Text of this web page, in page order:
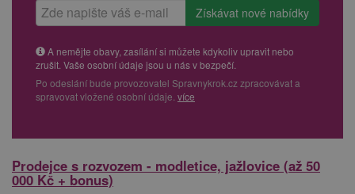
A nemějte obavy, zasílání si můžete kdykoliv upravit nebo
zrušit. Vaše osobní údaje jsou u nás v bezpečí.
Po odeslání bude provozovatel Spravnykrok.cz zpracovávat a
spravovat vložené osobní údaje. více
Prodejce s rozvozem - modletice, jažlovice (až 50
000 Kč + bonus)